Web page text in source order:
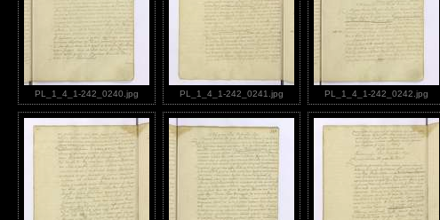
PL_1_4_1-242_0240.jpg PL_1_4_1-242_0241.jpg PL_1_4_1-242_0242.jpg